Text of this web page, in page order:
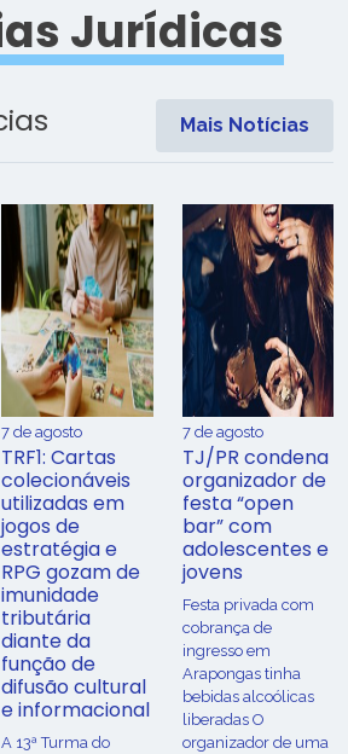
Jurídicas
Mais Notícias
7 de agosto
TRF1: Cartas
colecionáveis
utilizadas em
jogos de
estratégia e
RPG gozam de
imunidade
tributária
diante da
função de
difusão cultural
e informacional
A 13ª Turma do
7 de agosto
TJ/PR condena
organizador de
festa “open
bar” com
adolescentes e
jovens
Festa privada com
cobrança de
ingresso em
Arapongas tinha
bebidas alcoólicas
liberadas O
organizador de uma